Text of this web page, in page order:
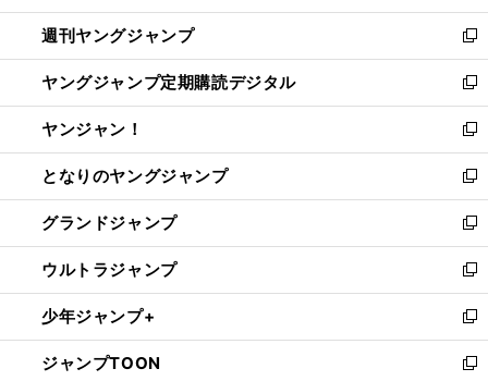
開
く
ウ
で
開
く
ン
ド
ウ
で
開
く
ウ
ィ
ン
ド
ウ
で
開
く
週刊ヤングジャンプ
新
し
い
ウ
ィ
ン
ド
ウ
で
開
く
ヤングジャンプ定期購読デジタル
新
し
い
ウ
ィ
ン
ド
ウ
で
開
く
ヤンジャン！
新
し
い
ウ
ィ
ン
ド
ウ
で
開
く
となりのヤングジャンプ
新
し
い
ウ
ィ
ン
ド
ウ
で
グランドジャンプ
新
し
い
ウ
ィ
ン
ド
ウルトラジャンプ
新
し
い
ウ
ィ
少年ジャンプ+
新
し
い
ジャンプTOON
新